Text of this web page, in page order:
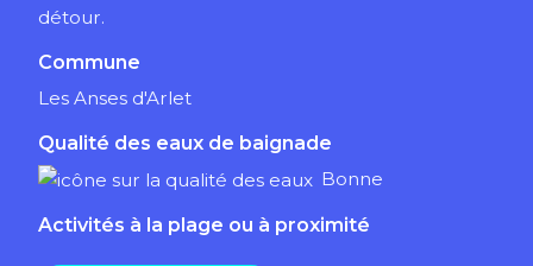
détour.
Commune
Les Anses d'Arlet
Qualité des eaux de baignade
Bonne
Activités à la plage ou à proximité